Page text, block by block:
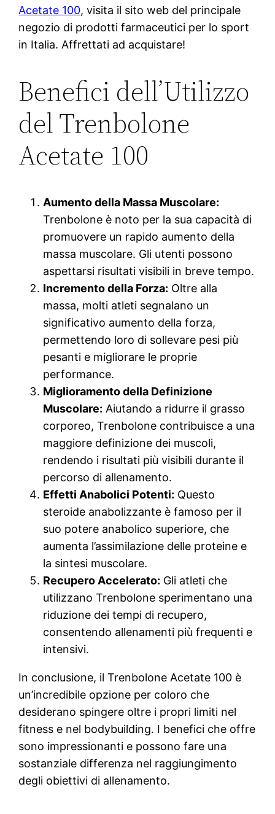
Acetate 100, visita il sito web del principale
negozio di prodotti farmaceutici per lo sport
in Italia. Affrettati ad acquistare!
Benefici dell’Utilizzo
del Trenbolone
Acetate 100
Aumento della Massa Muscolare:
Trenbolone è noto per la sua capacità di
promuovere un rapido aumento della
massa muscolare. Gli utenti possono
aspettarsi risultati visibili in breve tempo.
Incremento della Forza: Oltre alla
massa, molti atleti segnalano un
significativo aumento della forza,
permettendo loro di sollevare pesi più
pesanti e migliorare le proprie
performance.
Miglioramento della Definizione
Muscolare: Aiutando a ridurre il grasso
corporeo, Trenbolone contribuisce a una
maggiore definizione dei muscoli,
rendendo i risultati più visibili durante il
percorso di allenamento.
Effetti Anabolici Potenti: Questo
steroide anabolizzante è famoso per il
suo potere anabolico superiore, che
aumenta l’assimilazione delle proteine e
la sintesi muscolare.
Recupero Accelerato: Gli atleti che
utilizzano Trenbolone sperimentano una
riduzione dei tempi di recupero,
consentendo allenamenti più frequenti e
intensivi.
In conclusione, il Trenbolone Acetate 100 è
un’incredibile opzione per coloro che
desiderano spingere oltre i propri limiti nel
fitness e nel bodybuilding. I benefici che offre
sono impressionanti e possono fare una
sostanziale differenza nel raggiungimento
degli obiettivi di allenamento.